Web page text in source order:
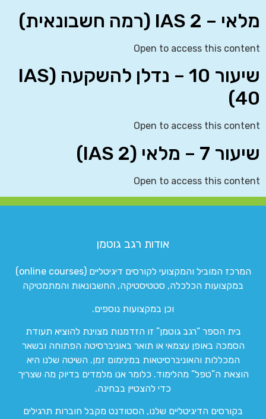
מלאי – IAS 2 (רמה חשבונאית)
Open to access this content
שיעור 10 – נדלן להשקעה (IAS
40)
Open to access this content
שיעור 7 – מלאי (IAS 2)
Open to access this content
אודות רגב גוטמן
המרכז המוביל והמקצועי לקורסים דיגיטליים (online courses)
במקצועות הכלכלה, סטטיסטיקה, החשבונאות והמתמטיקה
וכן במקצועות נוספים.
בית הספר “רגב גוטמן” זו הזדמנות מצוינת להוציא תעודת
הסמכה באופן עצמאי או תואר באוניברסיטה הפתוחה ובשאר
המכללות והאוניברסיטאות במינימום זמן. השיטה שלנו היא
הוצאת ה”טפל” מהלימוד. כלומר אנו מלמדים בדיוק מה שצריך
כדי להצטיין בבחינה.
בקורסים הדיגיטליים שלנו, הסטודנט מקבל חוברות תרגילים